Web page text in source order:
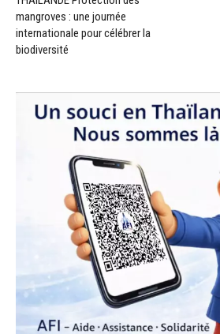
mangroves : une journée
internationale pour célébrer la
biodiversité